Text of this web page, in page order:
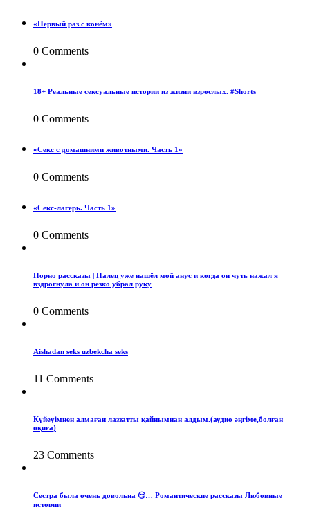
«Первый раз с конём»
0 Comments
18+ Реальные сексуальные истории из жизни взрослых. #Shorts
0 Comments
«Секс с домашними животными. Часть 1»
0 Comments
«Секс-лагерь. Часть 1»
0 Comments
Порно рассказы | Палец уже нашёл мой анус и когда он чуть нажал я
вздрогнула и он резко убрал руку
0 Comments
Aishadan seks uzbekcha seks
11 Comments
Күйеуімнен алмаған лаззатты қайнымнан алдым.(аудио әңгіме,болған
оқиға)
23 Comments
Сестра была очень довольна 😏… Романтические рассказы Любовные
истории